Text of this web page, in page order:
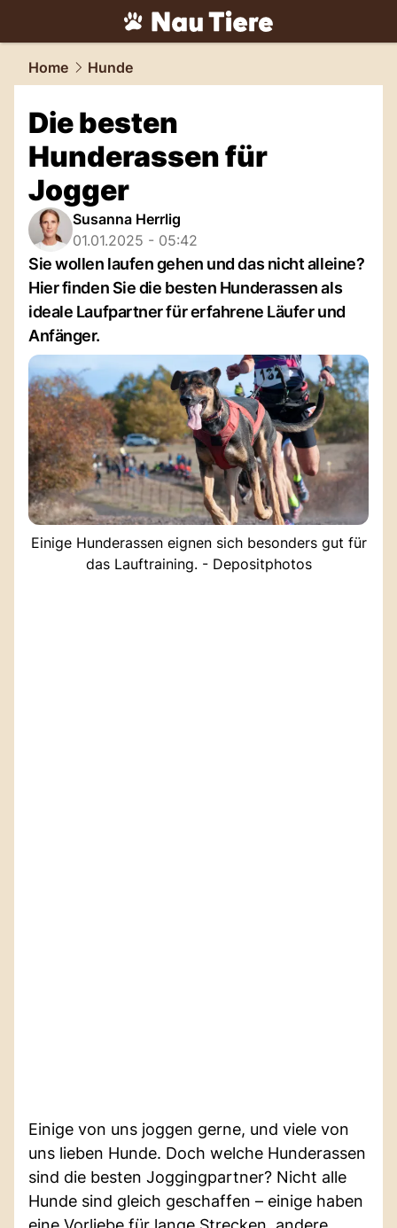
tiere.NAU.ch
Home Hunde
Die besten
Hunderassen für
Jogger
Susanna Herrlig
01.01.2025 - 05:42
Sie wollen laufen gehen und das nicht alleine?
Hier finden Sie die besten Hunderassen als
ideale Laufpartner für erfahrene Läufer und
Anfänger.
Einige Hunderassen eignen sich besonders gut für
das Lauftraining. - Depositphotos
Einige von uns joggen gerne, und viele von
uns lieben Hunde. Doch welche Hunderassen
sind die besten Joggingpartner? Nicht alle
Hunde sind gleich geschaffen – einige haben